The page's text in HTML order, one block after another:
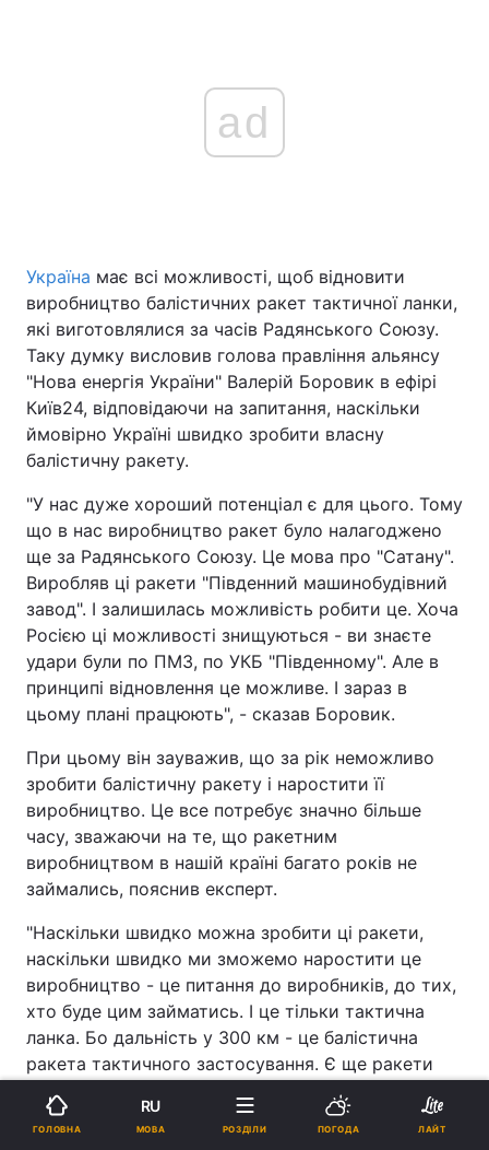
ad
Україна має всі можливості, щоб відновити
виробництво балістичних ракет тактичної ланки,
які виготовлялися за часів Радянського Союзу.
Таку думку висловив голова правління альянсу
"Нова енергія України" Валерій Боровик в ефірі
Київ24, відповідаючи на запитання, наскільки
ймовірно Україні швидко зробити власну
балістичну ракету.
"У нас дуже хороший потенціал є для цього. Тому
що в нас виробництво ракет було налагоджено
ще за Радянського Союзу. Це мова про "Сатану".
Виробляв ці ракети "Південний машинобудівний
завод". І залишилась можливість робити це. Хоча
Росією ці можливості знищуються - ви знаєте
удари були по ПМЗ, по УКБ "Південному". Але в
принципі відновлення це можливе. І зараз в
цьому плані працюють", - сказав Боровик.
При цьому він зауважив, що за рік неможливо
зробити балістичну ракету і наростити її
виробництво. Це все потребує значно більше
часу, зважаючи на те, що ракетним
виробництвом в нашій країні багато років не
займались, пояснив експерт.
"Наскільки швидко можна зробити ці ракети,
наскільки швидко ми зможемо наростити це
виробництво - це питання до виробників, до тих,
хто буде цим займатись. І це тільки тактична
ланка. Бо дальність у 300 км - це балістична
ракета тактичного застосування. Є ще ракети
стратегічного застосування, є ще більше 5,5 тис
км дальність удару, але це вже іншого рівня
ГОЛОВНА
RU
МОВА РОЗДІЛИ ПОГОДА ЛАЙТ